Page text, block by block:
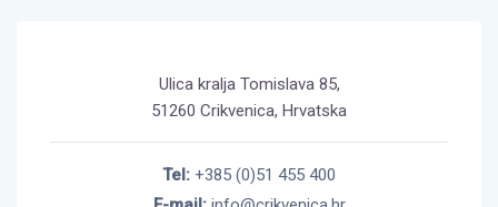
Ulica kralja Tomislava 85,
51260 Crikvenica, Hrvatska
Tel: +385 (0)51 455 400